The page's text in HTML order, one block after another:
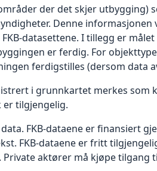
der det skjer
Denne
datasettene. I tillegg er
er ferdig. For
ferdigstilles (dersom data
i grunnkartet merkes som
er tilgjengelig.
FKB-dataene er finansiert
FKB-dataene er fritt
aktører må kjøpe tilgang